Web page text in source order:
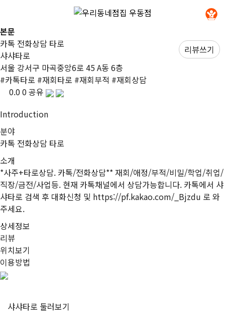
본문
카톡 전화상담 타로
샤샤타로
서울 강서구 마곡중앙6로 45 A동 6층
#카톡타로 #재회타로 #재회부적 #재회상담
0.00공유
Introduction
분야
카톡 전화상담 타로
소개
*사주+타로상담. 카톡/전화상담** 재회/애정/부적/비밀/학업/취업/
직장/금전/사업등. 현재 카톡채널에서 상담가능합니다. 카톡에서 샤
샤타로 검색 후 대화신청 및 https://pf.kakao.com/_Bjzdu 로 와
주세요.
상세정보
리뷰
위치보기
이용방법
샤샤타로 둘러보기
리뷰쓰기